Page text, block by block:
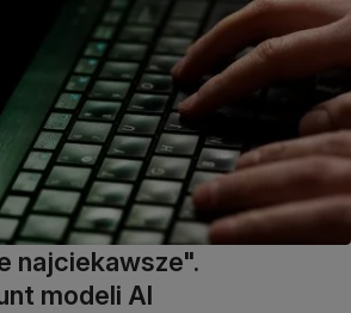
najciekawsze".
modeli AI